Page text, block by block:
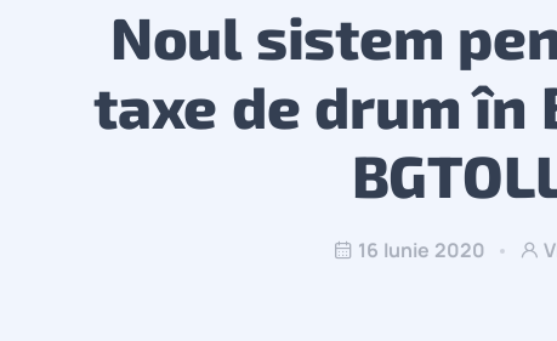
Noul sistem
taxe de drum în
16 Iunie 2020